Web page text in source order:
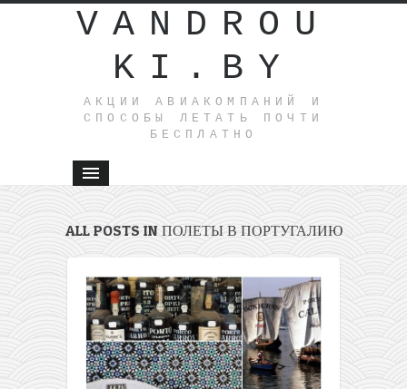
VANDROU
KI.BY
АКЦИИ АВИАКОМПАНИЙ И
СПОСОБЫ ЛЕТАТЬ ПОЧТИ
БЕСПЛАТНО
ALL POSTS IN ПОЛЕТЫ В ПОРТУГАЛИЮ